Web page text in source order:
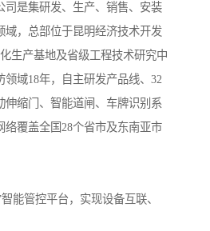
司是集研发、生产、销售、安装
域，总部位于昆明经济技术开发
生产基地及省级工程技术研究中
领域18年，自主研发产品线、32
伸缩门、智能道闸、车牌识别系
络覆盖全国28个省市及东南亚市
能管控平台，实现设备互联、